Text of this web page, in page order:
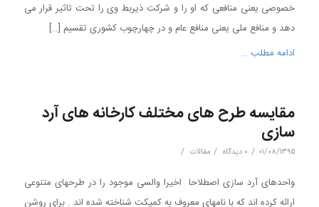
خصوصی یعنی منافعی که او را و شرکت ذیربط وی را تحت تاثیر قرار می
دهد و منافع ملی یعنی منافع عام و در چهارچوب کشوری تقسیم […]
ادامه مطلب …
مقایسه طرح های مختلف کارخانه های آرد
سازی
۰۱/۰۸/۱۳۹۵ / ۰ دیدگاه / مقالات /
واحدهای آرد سازی اصطلاحا اخیرا والسی موجود را در طرحهای متنوعی
ارائه کرده اند که با نامهای معروف به کمپکت شناخته شده اند . برای روشن